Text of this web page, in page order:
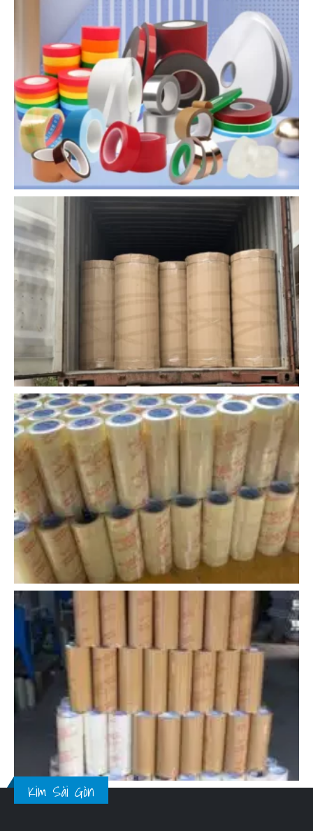
Kim Sài Gòn